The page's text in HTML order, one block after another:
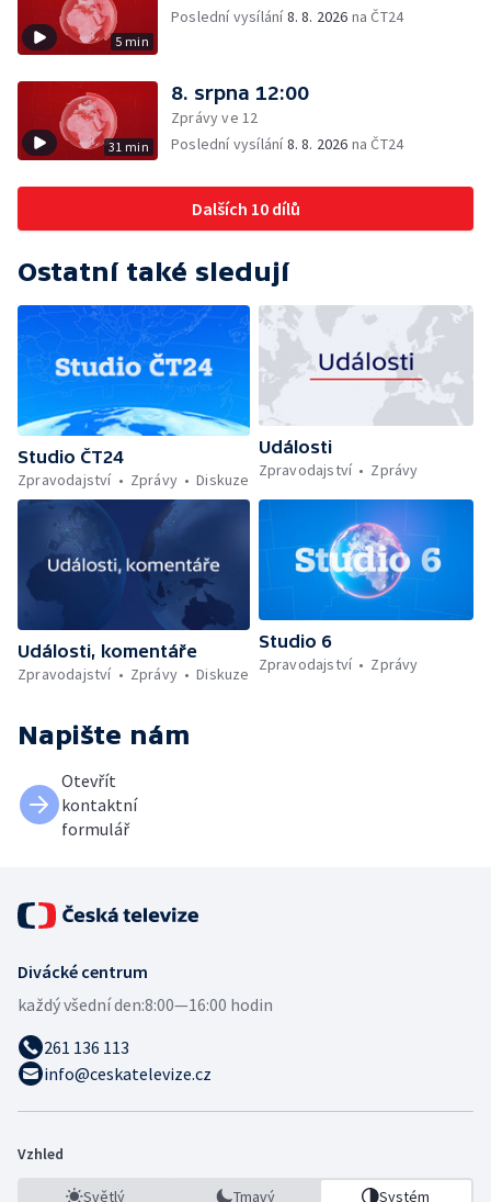
5 min
Poslední vysílání8. 8. 2026 na ČT24
31 min
8. srpna 12:00
Zprávy ve 12
Poslední vysílání8. 8. 2026 na ČT24
Dalších 10 dílů
Ostatní také sledují
Studio ČT24
Zpravodajství
Zprávy Diskuze
Události
Zpravodajství
Zprávy
Události, komentáře
Zpravodajství
Zprávy Diskuze
Studio 6
Zpravodajství
Zprávy
Napište nám
Otevřít
kontaktní
formulář
Divácké centrum
každý všední den:8:00—16:00 hodin
261 136 113
info@ceskatelevize.cz
Vzhled
Světlý Tmavý Systém